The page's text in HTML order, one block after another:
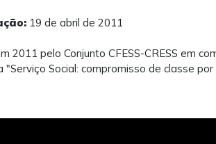
19 de abril de 2011
2011 pelo Conjunto CFESS-CRESS em
"Serviço Social: compromisso de classe